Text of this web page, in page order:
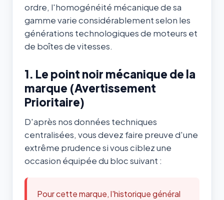
ordre, l'homogénéité mécanique de sa
gamme varie considérablement selon les
générations technologiques de moteurs et
de boîtes de vitesses.
1. Le point noir mécanique de la
marque (Avertissement
Prioritaire)
D'après nos données techniques
centralisées, vous devez faire preuve d'une
extrême prudence si vous ciblez une
occasion équipée du bloc suivant :
Pour cette marque, l'historique général